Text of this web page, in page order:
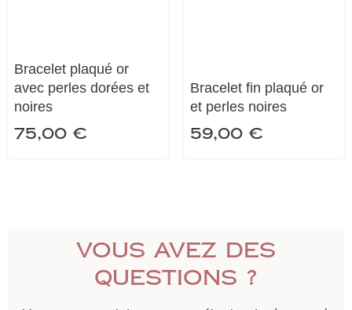
Bracelet plaqué or
avec perles dorées et
noires
75,00 €
Bracelet fin plaqué or
et perles noires
59,00 €
Vous avez des
questions ?